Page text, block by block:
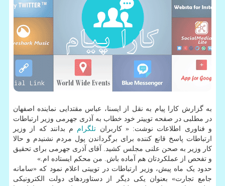
به گزارش کارا پیام به نقل از ایسنا، عباس مقتدایی نماینده اصفهان
در مطلبی در صفحه توییتر خود خطاب به آذری جهرمی وزیر ارتباطات
و فناوری اطلاعات نوشت: « کاربران تلگرام م‬⁩ بدانند که از وزیر
ارتباطات پاسخ قانع کننده برای برگرداندن پول مردم نشنیدم و حالا
کار وزیر به صحن علنی مجلس کشید. آقای آذری جهرمی برای تحقیق
و تفحص از عملکردتان هم آماده باش. من محکم ایستاده ام.»
حدود یک ماه پیش، وزیر ارتباطات در توییتی اعلام نمود که «سامانه
جامع تجارت» بعنوان یکی دیگر از دستاوردهای ⁧‫دولت الکترونیکی‬⁩